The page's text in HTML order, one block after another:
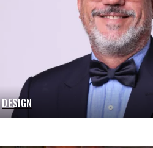
DESIGN